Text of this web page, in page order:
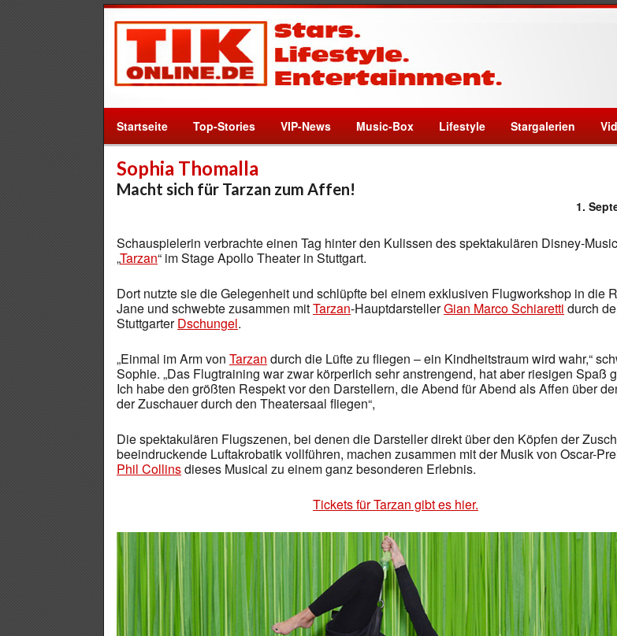
Startseite Top-Stories VIP-News Music-Box Lifestyle Stargalerien
Sophia Thomalla
Macht sich für Tarzan zum Affen!
1.
Schauspielerin verbrachte einen Tag hinter den Kulissen des spektakulären Disney-
„Tarzan“ im Stage Apollo Theater in Stuttgart.
Dort nutzte sie die Gelegenheit und schlüpfte bei einem exklusiven Flugworkshop in die
Jane und schwebte zusammen mitTarzan-HauptdarstellerGian Marco Schiaretti durch
StuttgarterDschungel.
„Einmal im Arm von Tarzan durch die Lüfte zu fliegen – ein Kindheitstraum wird wahr,“
Sophie. „Das Flugtraining war zwar körperlich sehr anstrengend, hat aber riesigen Spaß
Ich habe den größten Respekt vor den Darstellern, die Abend für Abend als Affen über
der Zuschauer durch den Theatersaal fliegen“,
Die spektakulären Flugszenen, bei denen die Darsteller direkt über den Köpfen der
beeindruckende Luftakrobatik vollführen, machen zusammen mit der Musik von Oscar-
Phil Collinsdieses Musical zu einem ganz besonderen Erlebnis.
Tickets für Tarzan gibt es hier.